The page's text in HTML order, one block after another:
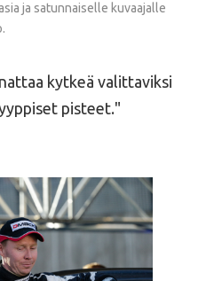
ja satunnaiselle kuvaajalle
kytkeä valittaviksi
pisteet.